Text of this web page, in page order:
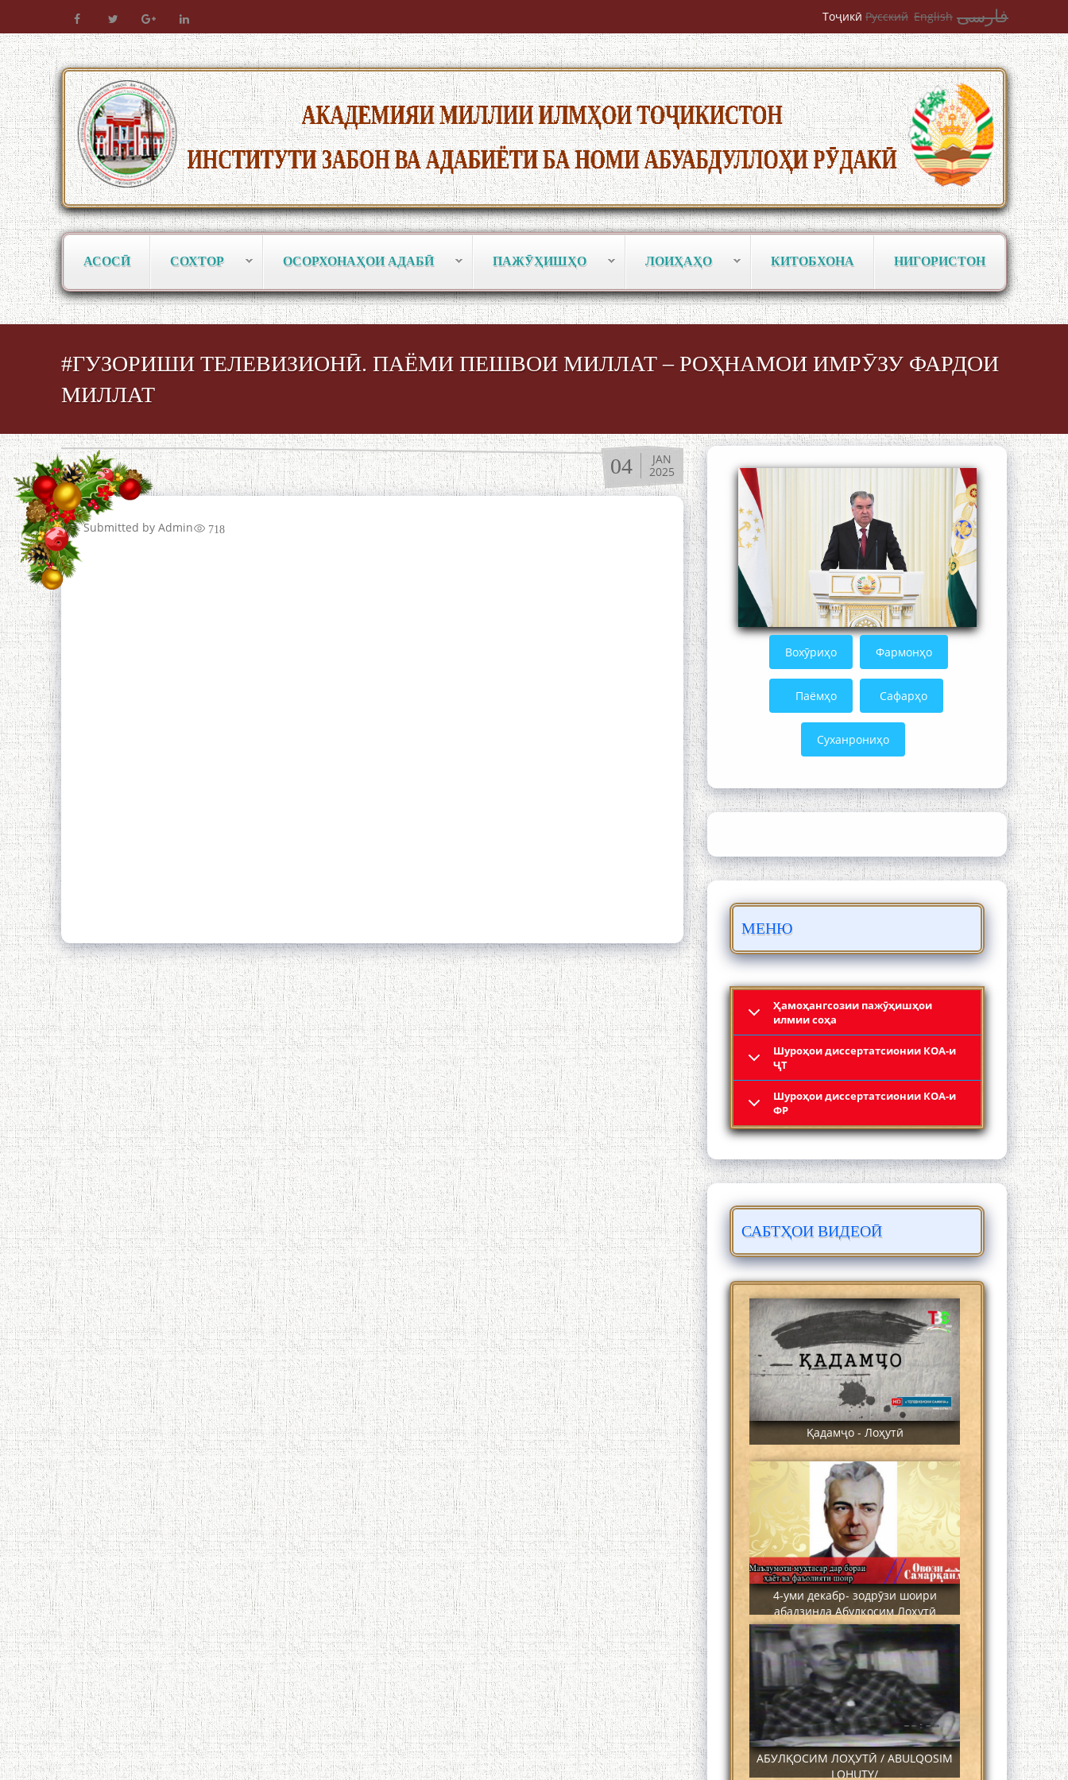
Тоҷикӣ Русский English فارسی
АСОСӢ СОХТОР ОСОРХОНАҲОИ АДАБӢ ПАЖӮҲИШҲО ЛОИҲАҲО КИТОБХОНА НИГОРИСТОН
#ГУЗОРИШИ ТЕЛЕВИЗИОНӢ. ПАЁМИ ПЕШВОИ МИЛЛАТ – РОҲНАМОИ ИМРӮЗУ ФАРДОИ
МИЛЛАТ
04
JAN
2025
Submitted by Admin 718
Вохӯриҳо Фармонҳо
Паёмҳо Сафарҳо
Суханрониҳо
МЕНЮ
Ҳамоҳангсозии пажӯҳишҳои
илмии соҳа
Шyроҳои диссертатсионии КОА-и
ҶТ
Шyроҳои диссертатсионии КОА-и
ФР
САБТҲОИ ВИДЕОӢ
Mehrafarin about the conflict of the
name of the Persian Gulf
Сайри Дарвоз бо Мӯъмин Қаноат:
Чанор ҳам "гап" мезанад
ШАРҲИ МУЛОҚОТ БО АҲЛИ ИЛМ ВА
МАОРИФИ КИШВАР АЗ ҶОНИБИ
ОЛИМОНИ АКАДЕМИЯИ МИЛЛИИ
ОСОРХОНАИ МӮЪМИН ҚАНОАТ
СОХТА ШУД!
Кадамчо Худои Шарифзода
Раҳимӣ
Раҳимӣ
Қадамҷо: Муҳаммадҷон Раҳимӣ
ЛОҲУТӢ - ФИЛМИ МУСТАНАД
Қадамҷо - Лоҳутӣ
4-уми декабр- зодрӯзи шоири
абадзинда Абулқосим Лоҳутӣ
АБУЛҚОСИМ ЛОҲУТӢ / ABULQOSIM
LOHUTY/